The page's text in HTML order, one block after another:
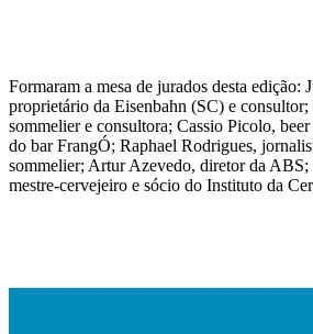
Formaram a mesa de jurados desta edição:
proprietário da Eisenbahn (SC) e
sommelier e consultora; Cassio Picolo,
do bar FrangÓ; Raphael Rodrigues,
sommelier; Artur Azevedo, diretor da
mestre-cervejeiro e sócio do Instituto da